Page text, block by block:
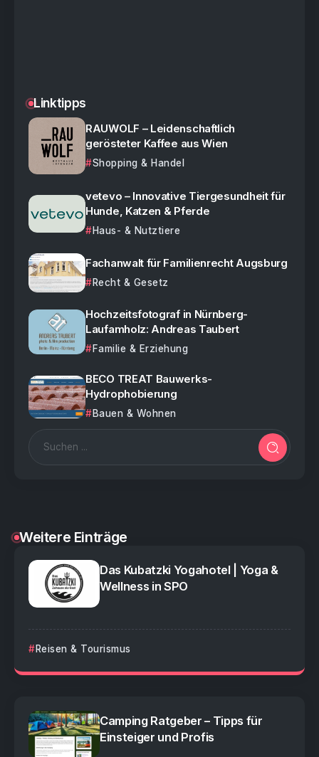
Linktipps
RAUWOLF – Leidenschaftlich
gerösteter Kaffee aus Wien
Shopping & Handel
vetevo – Innovative Tiergesundheit für
Hunde, Katzen & Pferde
Haus- & Nutztiere
Fachanwalt für Familienrecht Augsburg
Recht & Gesetz
Hochzeitsfotograf in Nürnberg-
Laufamholz: Andreas Taubert
Familie & Erziehung
BECO TREAT Bauwerks-
Hydrophobierung
Bauen & Wohnen
Weitere Einträge
Das Kubatzki Yogahotel | Yoga &
Wellness in SPO
Reisen & Tourismus
Camping Ratgeber – Tipps für
Einsteiger und Profis